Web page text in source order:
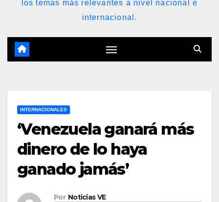
los temas más relevantes a nivel nacional e
internacional.
INTERNACIONALES
‘Venezuela ganará más
dinero de lo haya
ganado jamás’
Por Noticias VE